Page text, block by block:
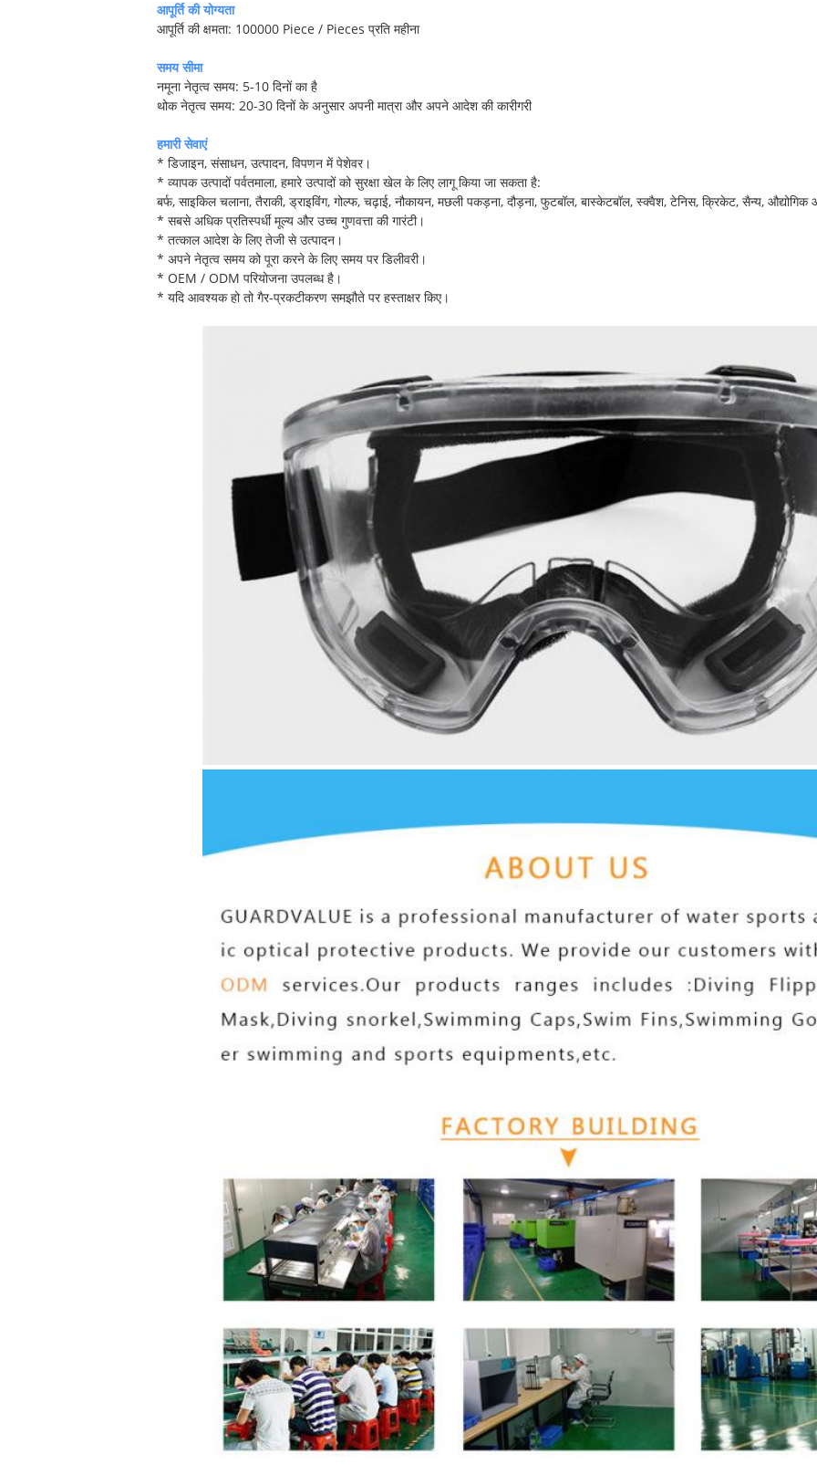
आपूर्ति की योग्यता
आपूर्ति की क्षमता: 100000 Piece / Pieces प्रति महीना
समय सीमा
नमूना नेतृत्व समय: 5-10 दिनों का है
थोक नेतृत्व समय: 20-30 दिनों के अनुसार अपनी मात्रा और अपने आदेश की कारीगरी
हमारी सेवाएं
* डिजाइन, संसाधन, उत्पादन, विपणन में पेशेवर।
* व्यापक उत्पादों पर्वतमाला, हमारे उत्पादों को सुरक्षा खेल के लिए लागू किया जा सकता है:
बर्फ, साइकिल चलाना, तैराकी, ड्राइविंग, गोल्फ, चढ़ाई, नौकायन, मछली पकड़ना, दौड़ना, फुटबॉल, बास्केटबॉल, स्क्वैश, टेनिस, क्रिकेट, सैन्य, औद्योगिक
* सबसे अधिक प्रतिस्पर्धी मूल्य और उच्च गुणवत्ता की गारंटी।
* तत्काल आदेश के लिए तेजी से उत्पादन।
* अपने नेतृत्व समय को पूरा करने के लिए समय पर डिलीवरी।
* OEM / ODM परियोजना उपलब्ध है।
* यदि आवश्यक हो तो गैर-प्रकटीकरण समझौते पर हस्ताक्षर किए।